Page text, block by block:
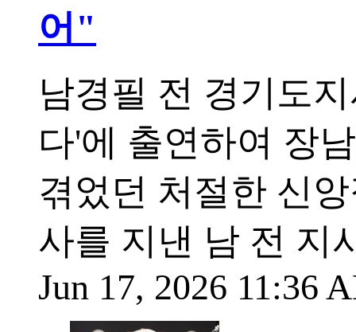
어"
남경필 전 경기도
다'에 출연하여 장
겪었던 처절한 신
사를 지낸 남 전 지
Jun 17, 2026 11:36